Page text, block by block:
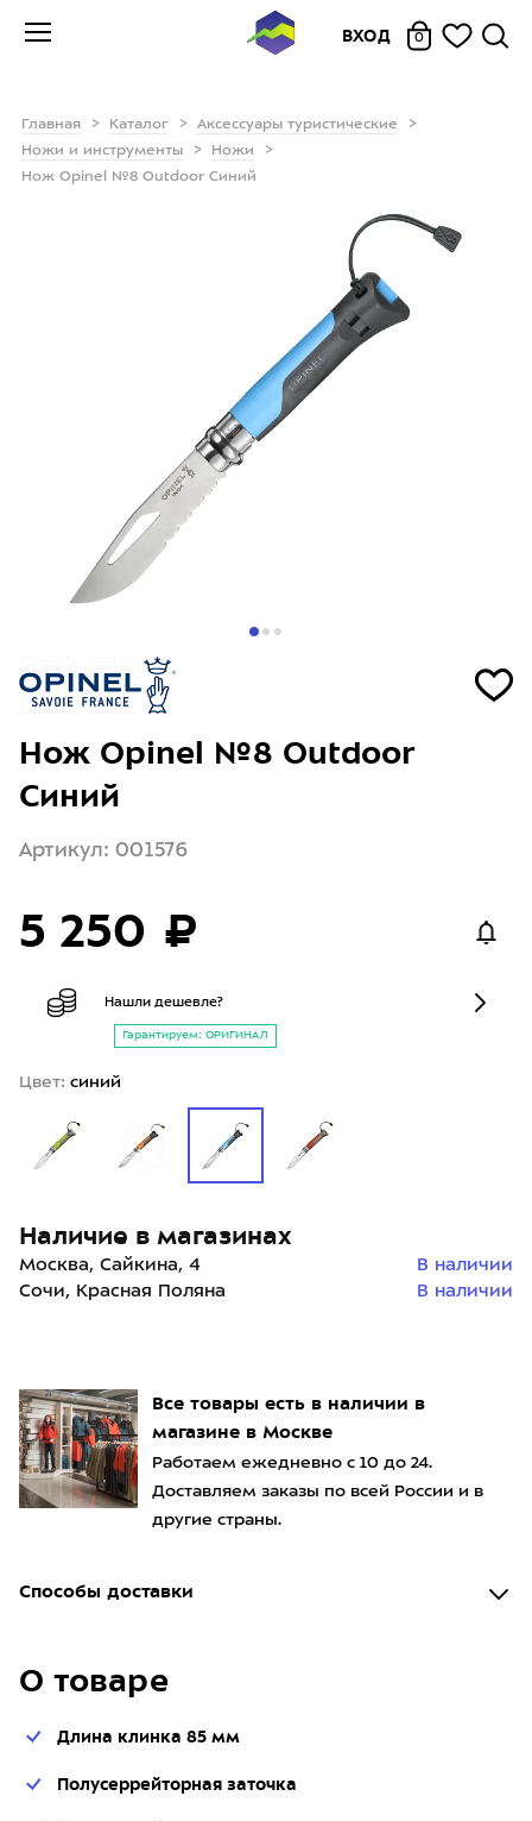
ВХОД 0
Главная Каталог
Аксессуары туристические
Ножи и инструменты
Ножи
Нож Opinel №8 Outdoor Синий
Все товары есть в наличии в
магазине в Москве
Работаем ежедневно с 10 до 24.
Доставляем заказы по всей России и в
другие страны.
Способы доставки
О товаре
Длина клинка 85 мм
Полусеррейторная заточка
Нож Opinel №8 Outdoor
Синий
Артикул: 001576
5 250 ₽
Нашли дешевле?
Гарантируем: ОРИГИНАЛ
Цвет: синий
Наличие в магазинах
Москва, Сайкина, 4
В наличии
Сочи, Красная Поляна
В наличии